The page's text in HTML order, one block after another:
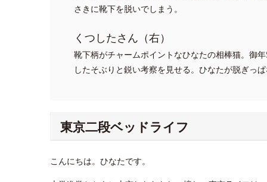
さきに靴下を脱いでしまう。
くつしたさん（右）
靴下柄がチャームポイントなひなたの相棒猫。御
したそぶりと鋭い考察を見せる。ひなたが脱ぎっ
東京二段ベッドライフ
こんにちは。ひなたです。